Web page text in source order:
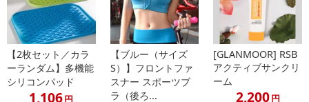
【2枚セット／カラ
ーランダム】多機能
シリコンパッド
1,106円
【ブルー（サイズ
S）】フロントファ
スナー スポーツブ
ラ（後ろ...
[GLANMOOR] RSB
アクティブサンクリ
ーム
2,200円